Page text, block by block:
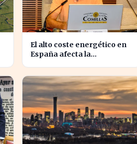
El alto coste energético en
España afecta la